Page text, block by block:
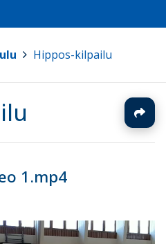
Hippos-kilpailu
1.mp4